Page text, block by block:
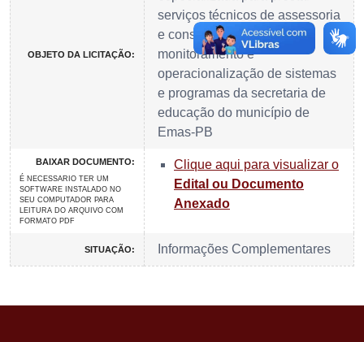
OBJETO DA LICITAÇÃO:
serviços técnicos de assessoria
e consultoria para
monitoramento e
operacionalização de sistemas
e programas da secretaria de
educação do município de
Emas-PB
BAIXAR DOCUMENTO:
É NECESSARIO TER UM
SOFTWARE INSTALADO NO
SEU COMPUTADOR PARA
LEITURA DO ARQUIVO COM
FORMATO PDF
Clique aqui para visualizar o
Edital ou Documento
Anexado
SITUAÇÃO: Informações Complementares